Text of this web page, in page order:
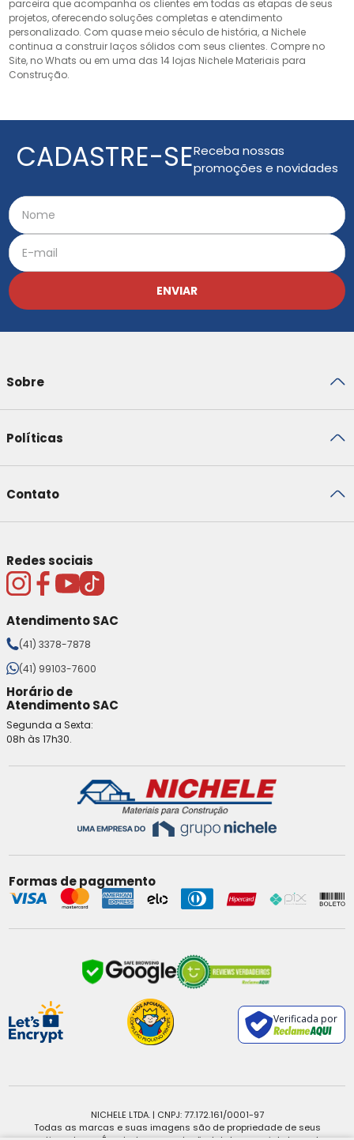
parceira que acompanha os clientes em todas as etapas de seus
projetos, oferecendo soluções completas e atendimento
personalizado. Com quase meio século de história, a Nichele
continua a construir laços sólidos com seus clientes. Compre no
Site, no Whats ou em uma das 14 lojas Nichele Materiais para
Construção.
CADASTRE-SEReceba nossas
promoções e novidades
ENVIAR
Sobre
Políticas
Contato
Redes sociais
Atendimento SAC
(41) 3378-7878
(41) 99103-7600
Horário de
Atendimento SAC
Segunda a Sexta:
08h às 17h30.
Formas de pagamento
Verificada por
NICHELE LTDA. | CNPJ: 77.172.161/0001-97
Todas as marcas e suas imagens são de propriedade de seus